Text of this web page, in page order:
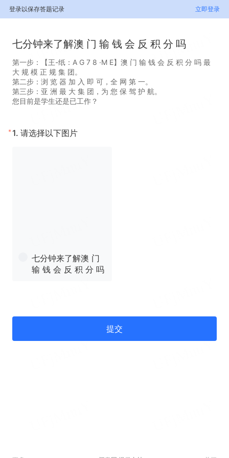
登录以保存答题记录 立即登录
七分钟来了解澳 门 输 钱 会 反 积 分 吗
第一步：【王-纸：A G 7 8 ·M E】澳 门 输 钱 会 反 积 分 吗 最
大 规 模 正 规 集 团。
第二步：浏 览 器 加 入 即 可，全 网 第 一。
第三步：亚 洲 最 大 集 团，为 您 保 驾 护 航。
您目前是学生还是已工作？
* 1. 请选择以下图片
七分钟来了解澳 门
输 钱 会 反 积 分 吗
提交